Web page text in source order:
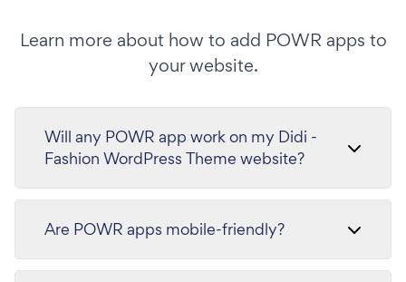
Learn more about how to add POWR apps to
your website.
Will any POWR app work on my Didi -
Fashion WordPress Theme website?
Are POWR apps mobile-friendly?